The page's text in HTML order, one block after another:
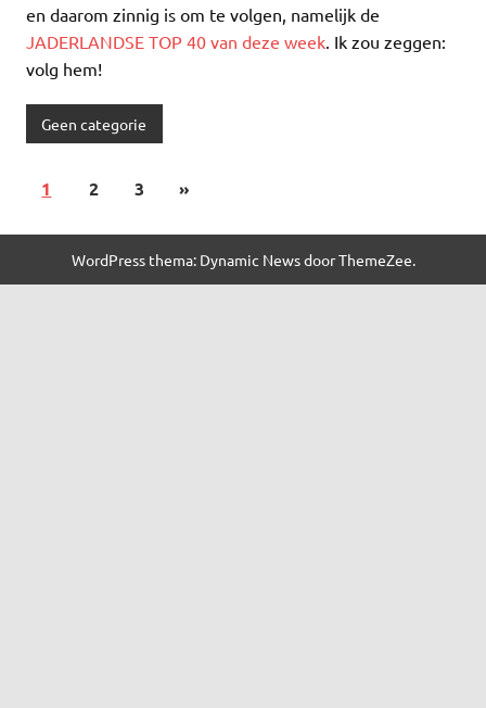
en daarom zinnig is om te volgen, namelijk de
JADERLANDSE TOP 40 van deze week. Ik zou zeggen:
volg hem!
Geen categorie
1 2 3 »
WordPress thema: Dynamic News door ThemeZee.